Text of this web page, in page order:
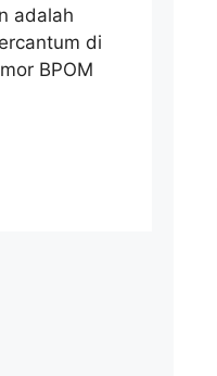
adalah
di
BPOM